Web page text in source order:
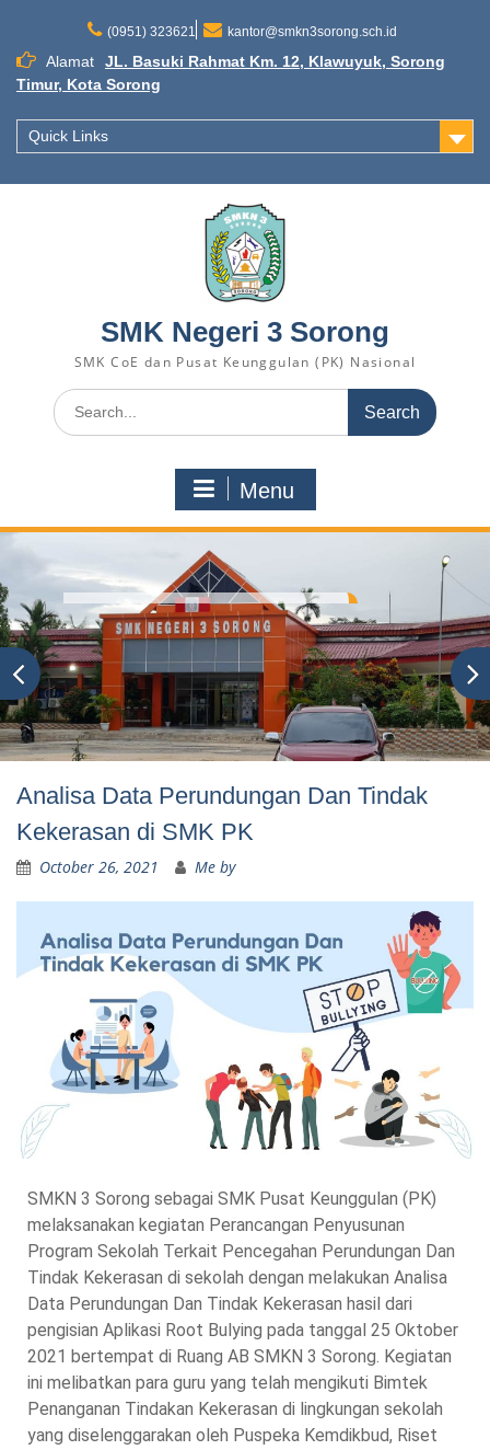
(0951) 323621 kantor@smkn3sorong.sch.id
Alamat
JL. Basuki Rahmat Km. 12, Klawuyuk, Sorong
Timur, Kota Sorong
Quick Links
SMK Negeri 3 Sorong
SMK CoE dan Pusat Keunggulan (PK) Nasional
Menu
Analisa Data Perundungan Dan Tindak
Kekerasan di SMK PK
October 26, 2021 Me by
SMKN 3 Sorong sebagai SMK Pusat Keunggulan (PK)
melaksanakan kegiatan Perancangan Penyusunan
Program Sekolah Terkait Pencegahan Perundungan Dan
Tindak Kekerasan di sekolah dengan melakukan Analisa
Data Perundungan Dan Tindak Kekerasan hasil dari
pengisian Aplikasi Root Bulying pada tanggal 25 Oktober
2021 bertempat di Ruang AB SMKN 3 Sorong. Kegiatan
ini melibatkan para guru yang telah mengikuti Bimtek
Penanganan Tindakan Kekerasan di lingkungan sekolah
yang diselenggarakan oleh Puspeka Kemdikbud, Riset